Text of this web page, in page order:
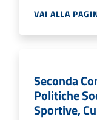
VAI ALLA
Seconda
Politiche
Sportive,